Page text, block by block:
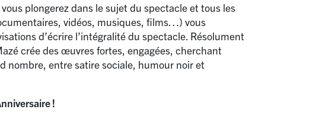
plongerez dans le sujet du spectacle et tous les
vidéos, musiques, films…) vous
d’écrire l’intégralité du spectacle. Résolument
crée des œuvres fortes, engagées, cherchant
nombre, entre satire sociale, humour noir et
!